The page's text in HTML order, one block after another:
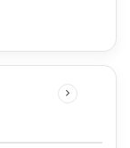
Próxima